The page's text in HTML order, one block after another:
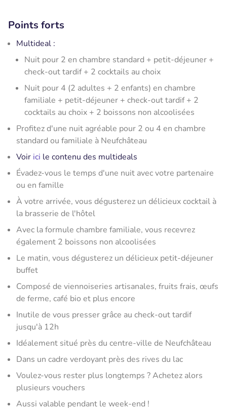
Points forts
Multideal :
Nuit pour 2 en chambre standard + petit-déjeuner +
check-out tardif + 2 cocktails au choix
Nuit pour 4 (2 adultes + 2 enfants) en chambre
familiale + petit-déjeuner + check-out tardif + 2
cocktails au choix + 2 boissons non alcoolisées
Profitez d'une nuit agréable pour 2 ou 4 en chambre
standard ou familiale à Neufchâteau
Voir ici le contenu des multideals
Évadez-vous le temps d'une nuit avec votre partenaire
ou en famille
À votre arrivée, vous dégusterez un délicieux cocktail à
la brasserie de l'hôtel
Avec la formule chambre familiale, vous recevrez
également 2 boissons non alcoolisées
Le matin, vous dégusterez un délicieux petit-déjeuner
buffet
Composé de viennoiseries artisanales, fruits frais, œufs
de ferme, café bio et plus encore
Inutile de vous presser grâce au check-out tardif
jusqu'à 12h
Idéalement situé près du centre-ville de Neufchâteau
Dans un cadre verdoyant près des rives du lac
Voulez-vous rester plus longtemps ? Achetez alors
plusieurs vouchers
Aussi valable pendant le week-end !